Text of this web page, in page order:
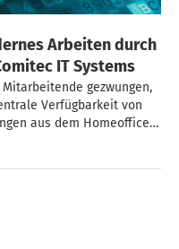
Arbeiten durch
IT Systems
gezwungen,
Verfügbarkeit von
aus dem Homeoffice
migrierten